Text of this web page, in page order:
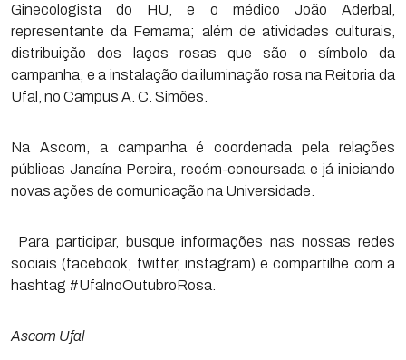
Ginecologista do HU, e o médico João Aderbal,
representante da Femama; além de atividades culturais,
distribuição dos laços rosas que são o símbolo da
campanha, e a instalação da iluminação rosa na Reitoria da
Ufal, no Campus A. C. Simões.
Na Ascom, a campanha é coordenada pela relações
públicas Janaína Pereira, recém-concursada e já iniciando
novas ações de comunicação na Universidade.
Para participar, busque informações nas nossas redes
sociais (facebook, twitter, instagram) e compartilhe com a
hashtag #UfalnoOutubroRosa.
Ascom Ufal